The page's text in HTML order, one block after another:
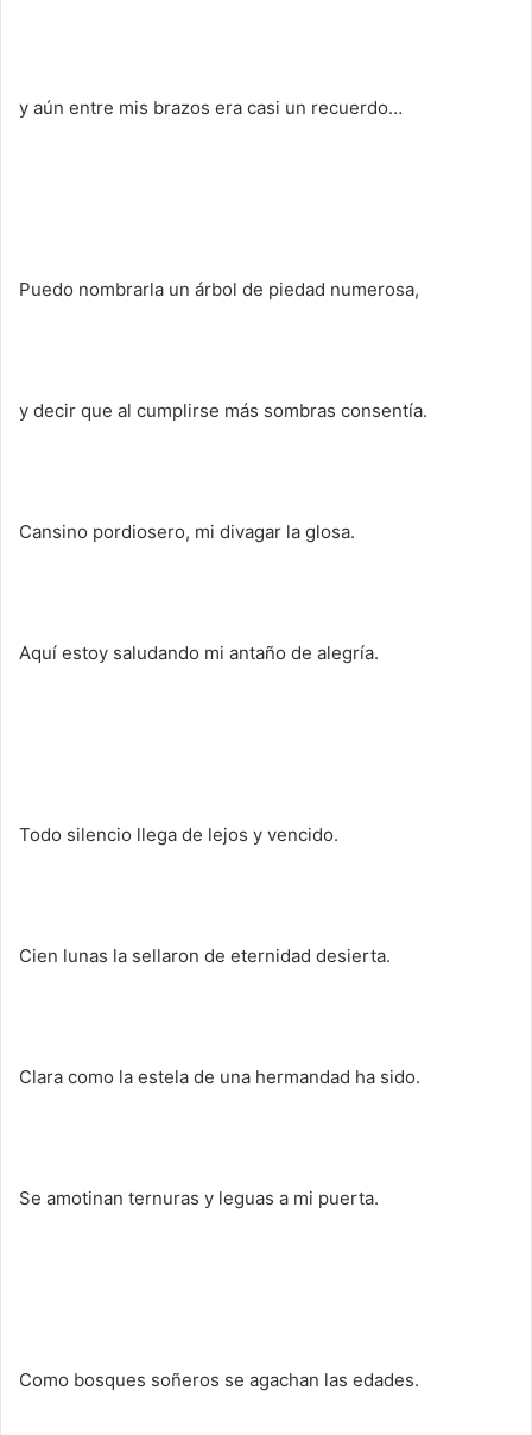
y aún entre mis brazos era casi un recuerdo…
Puedo nombrarla un árbol de piedad numerosa,
y decir que al cumplirse más sombras consentía.
Cansino pordiosero, mi divagar la glosa.
Aquí estoy saludando mi antaño de alegría.
Todo silencio llega de lejos y vencido.
Cien lunas la sellaron de eternidad desierta.
Clara como la estela de una hermandad ha sido.
Se amotinan ternuras y leguas a mi puerta.
Como bosques soñeros se agachan las edades.